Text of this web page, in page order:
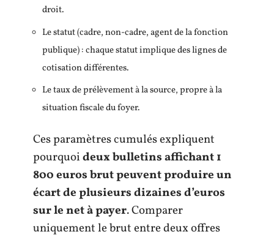
droit.
Le statut (cadre, non-cadre, agent de la fonction
publique) : chaque statut implique des lignes de
cotisation différentes.
Le taux de prélèvement à la source, propre à la
situation fiscale du foyer.
Ces paramètres cumulés expliquent
pourquoideux bulletins affichant 1
800 euros brut peuvent produire un
écart de plusieurs dizaines d’euros
sur le net à payer. Comparer
uniquement le brut entre deux offres